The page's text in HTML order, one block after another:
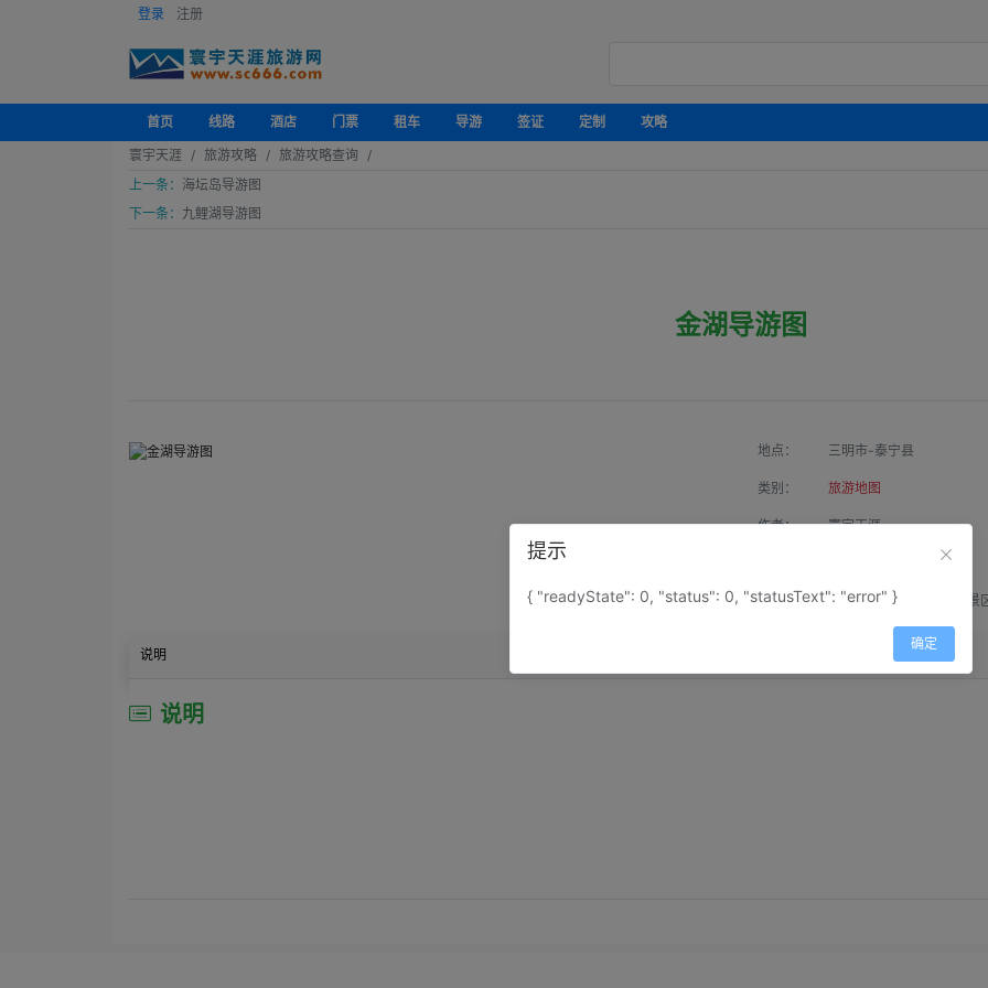
登录 注册
首页 线路 酒店 门票 租车 导游 签证 定制
攻略
寰宇天涯
旅游攻略
旅游攻略查询
上一条： 海坛岛导游图
下一条： 九鲤湖导游图
金湖导游图
地点： 三明市-泰宁县
类别： 旅游地图
作者： 寰宇天涯
属性： 地图属性： 地图类型-景
说明
说明
提示
{ "readyState": 0, "status": 0, "statusText": "error" }
确定